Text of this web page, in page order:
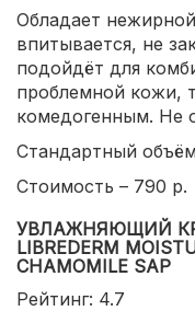
Обладает
впитывается, не
подойдёт для
проблемной кожи,
комедогенным. Не
Стандартный
Стоимость – 790 р.
УВЛАЖНЯЮЩИЙ
LIBREDERM
CHAMOMILE SAP
Рейтинг: 4.7